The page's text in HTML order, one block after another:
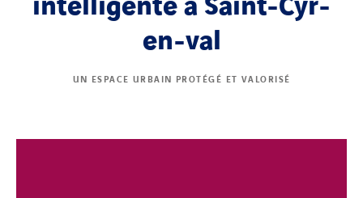
en-val
UN ESPACE URBAIN PROTÉGÉ ET VALORISÉ